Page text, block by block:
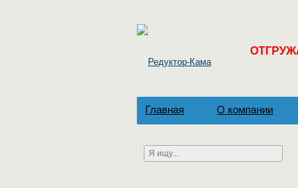
Главная О компании